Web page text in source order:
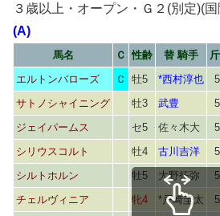
３歳以上・オープン・Ｇ２(別定)(
(A)
馬名 Ｃ 性齢 替 騎手
エルトンバローズ
Ｃ 牡5 *西村淳也
サトノシャイニング
牡3 武豊
ジェイパームス
セ5 佐々木大
シリウスコルト
牡4 古川吉洋
シルトホルン
牡5 大野拓弥
チェルヴィニア
牝4 *戸崎圭太